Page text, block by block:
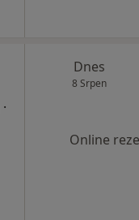
·
Dnes
8 Srpen
Online